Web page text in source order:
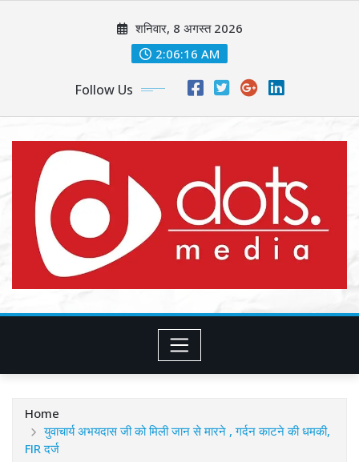
शनिवार, 8 अगस्त 2026
2:06:17 AM
Follow Us
Home
युवाचार्य अभयदास जी को मिली जान से मारने , गर्दन काटने की धमकी,
FIR दर्ज